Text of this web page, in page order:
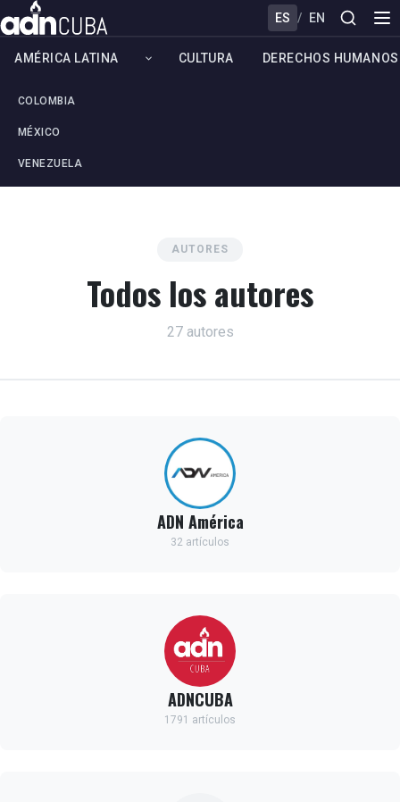
ES / EN
AMÉRICA LATINA
COLOMBIA
MÉXICO
VENEZUELA
CULTURA DERECHOS HUMANOS
AUTORES
Todos los autores
27 autores
ADN América
32 artículos
ADNCUBA
1791 artículos